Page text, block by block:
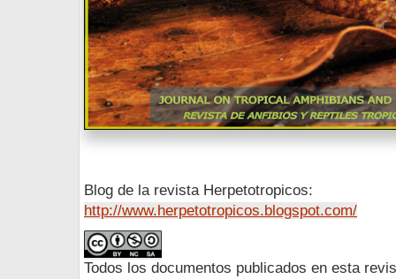
Blog de la revista Herpetotropicos:
http://www.herpetotropicos.blogspot.com/
Todos los documentos publicados en esta